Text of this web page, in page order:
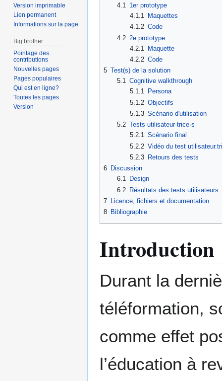
4.1
1er prototype
4.1.1
Maquettes
4.1.2 Code
4.2 2e prototype
4.2.1
Maquette
4.2.2 Code
5 Test(s) de la solution
5.1 Cognitive walkthrough
5.1.1 Persona
5.1.2 Objectifs
5.1.3 Scénario d'utilisation
5.2 Tests utilisateur·trice·s
5.2.1 Scénario final
5.2.2 Vidéo du test
5.2.3 Retours des tests
6 Discussion
6.1
Design
6.2 Résultats des tests utilisateurs
7
Licence, fichiers et documentation
8 Bibliographie
Introduction
Durant la
téléformation,
comme effet
l’éducation à
Version imprimable
Lien permanent
Informations sur la page
Big brother
Pointage des
contributions
Nouvelles pages
Pages populaires
Qui est en ligne?
Toutes les pages
Version